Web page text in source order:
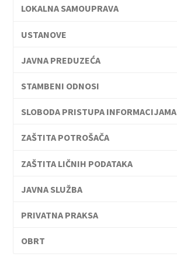
LOKALNA SAMOUPRAVA
USTANOVE
JAVNA PREDUZEĆA
STAMBENI ODNOSI
SLOBODA PRISTUPA INFORMACIJAMA
ZAŠTITA POTROŠAČA
ZAŠTITA LIČNIH PODATAKA
JAVNA SLUŽBA
PRIVATNA PRAKSA
OBRT